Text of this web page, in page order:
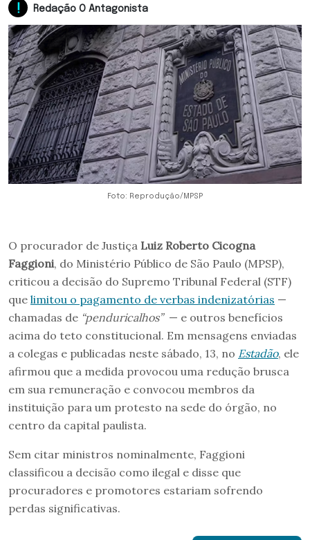
Redação O Antagonista
Foto: Reprodução/MPSP
O procurador de Justiça Luiz Roberto Cicogna
Faggioni, do Ministério Público de São Paulo (MPSP),
criticou a decisão do Supremo Tribunal Federal (STF)
que limitou o pagamento de verbas indenizatórias —
chamadas de “penduricalhos”— e outros benefícios
acima do teto constitucional. Em mensagens enviadas
a colegas e publicadas neste sábado, 13, no Estadão, ele
afirmou que a medida provocou uma redução brusca
em sua remuneração e convocou membros da
instituição para um protesto na sede do órgão, no
centro da capital paulista.
Sem citar ministros nominalmente, Faggioni
classificou a decisão como ilegal e disse que
procuradores e promotores estariam sofrendo
perdas significativas.